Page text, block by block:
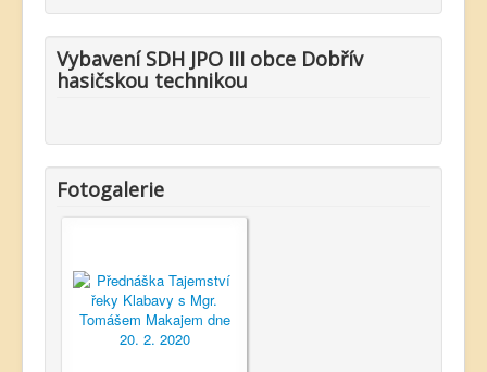
Vybavení SDH JPO III obce Dobřív
hasičskou technikou
Fotogalerie